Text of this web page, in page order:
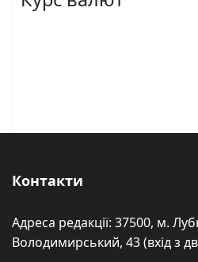
Контакти
Адреса редакції: 37500, м.
Володимирський, 43 (вхід з